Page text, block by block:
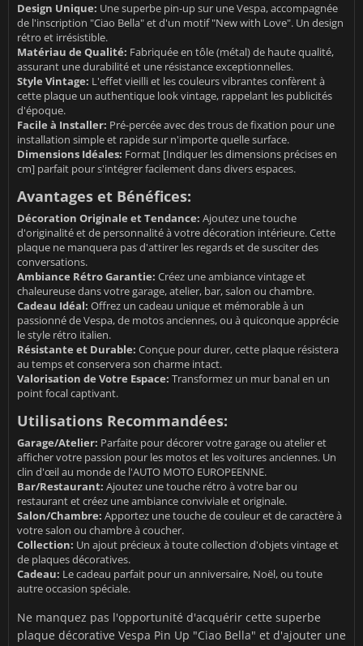
Design Unique: Une superbe pin-up sur une Vespa, accompagnée
de l'inscription "Ciao Bella" et d'un motif "New with Love". Un design
rétro et irrésistible.
Matériau de Qualité: Fabriquée en tôle (métal) de haute qualité,
assurant une durabilité et une résistance exceptionnelles.
Style Vintage: L'effet vieilli et les couleurs vibrantes confèrent à
cette plaque un authentique look vintage, rappelant les publicités
d'époque.
Facile à Installer: Pré-percée avec des trous de fixation pour une
installation simple et rapide sur n'importe quelle surface.
Dimensions Idéales: Format [Indiquer les dimensions précises en
cm] parfait pour s'intégrer facilement dans divers espaces.
Avantages et Bénéfices:
Décoration Originale et Tendance: Ajoutez une touche
d'originalité et de personnalité à votre décoration intérieure. Cette
plaque ne manquera pas d'attirer les regards et de susciter des
conversations.
Ambiance Rétro Garantie: Créez une ambiance vintage et
chaleureuse dans votre garage, atelier, bar, salon ou chambre.
Cadeau Idéal: Offrez un cadeau unique et mémorable à un
passionné de Vespa, de motos anciennes, ou à quiconque apprécie
le style rétro italien.
Résistante et Durable: Conçue pour durer, cette plaque résistera
au temps et conservera son charme intact.
Valorisation de Votre Espace: Transformez un mur banal en un
point focal captivant.
Utilisations Recommandées:
Garage/Atelier: Parfaite pour décorer votre garage ou atelier et
afficher votre passion pour les motos et les voitures anciennes. Un
clin d'œil au monde de l'AUTO MOTO EUROPEENNE.
Bar/Restaurant: Ajoutez une touche rétro à votre bar ou
restaurant et créez une ambiance conviviale et originale.
Salon/Chambre: Apportez une touche de couleur et de caractère à
votre salon ou chambre à coucher.
Collection: Un ajout précieux à toute collection d'objets vintage et
de plaques décoratives.
Cadeau: Le cadeau parfait pour un anniversaire, Noël, ou toute
autre occasion spéciale.
Ne manquez pas l'opportunité d'acquérir cette superbe
plaque décorative Vespa Pin Up "Ciao Bella" et d'ajouter une